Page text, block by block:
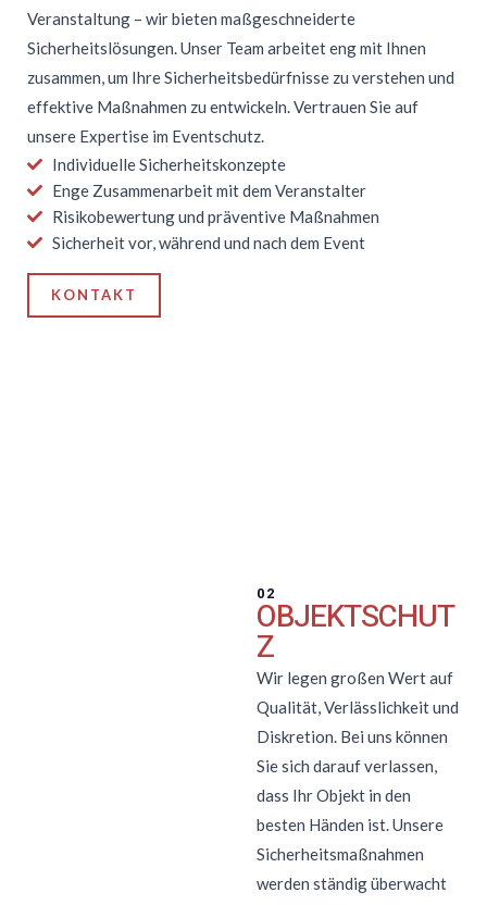
Veranstaltung – wir bieten maßgeschneiderte
Sicherheitslösungen. Unser Team arbeitet eng mit Ihnen
zusammen, um Ihre Sicherheitsbedürfnisse zu verstehen und
effektive Maßnahmen zu entwickeln. Vertrauen Sie auf
unsere Expertise im Eventschutz.
Individuelle Sicherheitskonzepte
Enge Zusammenarbeit mit dem Veranstalter
Risikobewertung und präventive Maßnahmen
Sicherheit vor, während und nach dem Event
KONTAKT
02
OBJEKTSCHUT
Z
Wir legen großen Wert auf
Qualität, Verlässlichkeit und
Diskretion. Bei uns können
Sie sich darauf verlassen,
dass Ihr Objekt in den
besten Händen ist. Unsere
Sicherheitsmaßnahmen
werden ständig überwacht